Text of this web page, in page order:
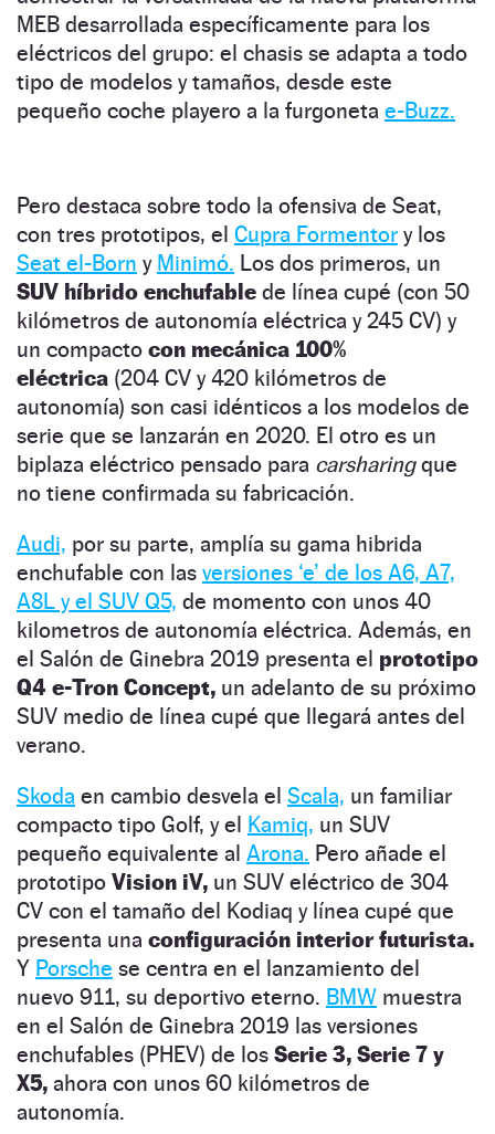
MEB desarrollada específicamente para los
eléctricos del grupo: el chasis se adapta a todo
tipo de modelos y tamaños, desde este
pequeño coche playero a la furgoneta e-Buzz.
Pero destaca sobre todo la ofensiva de Seat,
con tres prototipos, el Cupra Formentor y los
Seat el-Born y Minimó. Los dos primeros, un
SUV híbrido enchufable de línea cupé (con 50
kilómetros de autonomía eléctrica y 245 CV) y
un compacto con mecánica 100%
eléctrica (204 CV y 420 kilómetros de
autonomía) son casi idénticos a los modelos de
serie que se lanzarán en 2020. El otro es un
biplaza eléctrico pensado para carsharingque
no tiene confirmada su fabricación.
Audi, por su parte, amplía su gama hibrida
enchufable con las versiones ‘e’ de los A6, A7,
A8L y el SUV Q5, de momento con unos 40
kilometros de autonomía eléctrica. Además, en
el Salón de Ginebra 2019 presenta el prototipo
Q4 e-Tron Concept, un adelanto de su próximo
SUV medio de línea cupé que llegará antes del
verano.
Skoda en cambio desvela el Scala, un familiar
compacto tipo Golf, y el Kamiq, un SUV
pequeño equivalente al Arona. Pero añade el
prototipo Vision iV, un SUV eléctrico de 304
CV con el tamaño del Kodiaq y línea cupé que
presenta una configuración interior futurista.
Y Porsche se centra en el lanzamiento del
nuevo 911, su deportivo eterno. BMW muestra
en el Salón de Ginebra 2019 las versiones
enchufables (PHEV) de los Serie 3, Serie 7 y
X5, ahora con unos 60 kilómetros de
autonomía.